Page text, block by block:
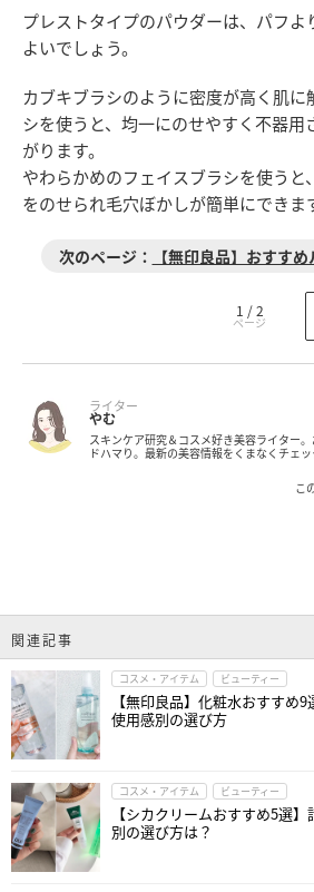
プレストタイプのパウダーは、パフ
よいでしょう。
カブキブラシのように密度が高く肌に
シを使うと、均一にのせやすく不器用
がります。
やわらかめのフェイスブラシを使うと
をのせられ毛穴ぼかしが簡単にできま
【無印良品】おすす
1 / 2
ライター
やむ
スキンケア研究＆コスメ好き美容ライター
ドハマり。最新の美容情報をくまなくチェッ
こ
関連記事
コスメ・アイテム ビューティー
【無印良品】化粧水おすすめ
使用感別の選び方
コスメ・アイテム ビューティー
【シカクリームおすすめ5選
別の選び方は？